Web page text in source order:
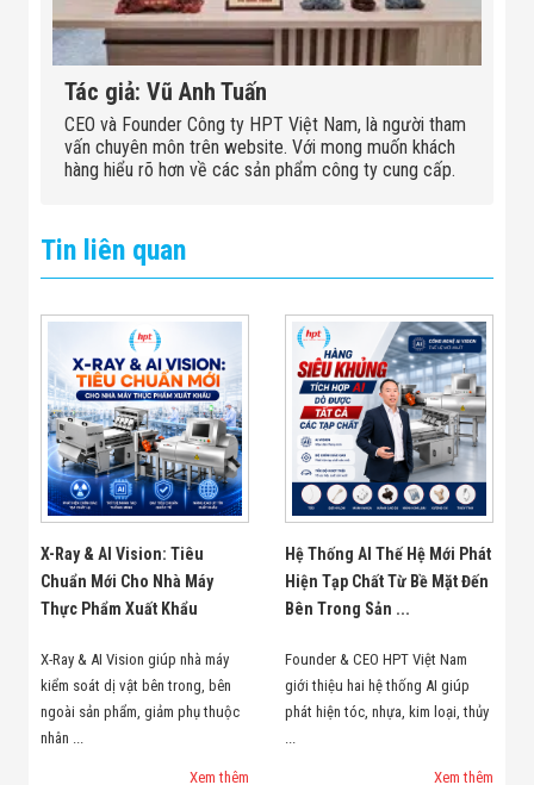
Tác giả: Vũ Anh Tuấn
CEO và Founder Công ty HPT Việt Nam, là người tham
vấn chuyên môn trên website. Với mong muốn khách
hàng hiểu rõ hơn về các sản phẩm công ty cung cấp.
Tin liên quan
X-Ray & AI Vision: Tiêu
Chuẩn Mới Cho Nhà Máy
Thực Phẩm Xuất Khẩu
X-Ray & AI Vision giúp nhà máy
kiểm soát dị vật bên trong, bên
ngoài sản phẩm, giảm phụ thuộc
nhân ...
Xem thêm
Hệ Thống AI Thế Hệ Mới Phát
Hiện Tạp Chất Từ Bề Mặt Đến
Bên Trong Sản ...
Founder & CEO HPT Việt Nam
giới thiệu hai hệ thống AI giúp
phát hiện tóc, nhựa, kim loại, thủy
...
Xem thêm